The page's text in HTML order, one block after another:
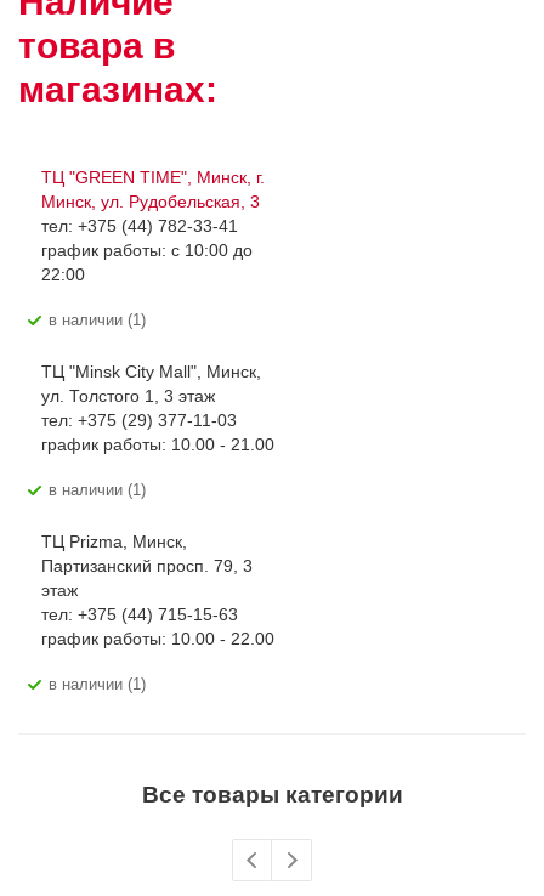
товара в
магазинах:
ТЦ "GREEN TIME", Минск, г.
Минск, ул. Рудобельская, 3
тел: +375 (44) 782-33-41
график работы: с 10:00 до
22:00
В наличии (1)
ТЦ "Minsk City Mall", Минск,
ул. Толстого 1, 3 этаж
тел: +375 (29) 377-11-03
график работы: 10.00 - 21.00
В наличии (1)
ТЦ Prizma, Минск,
Партизанский просп. 79, 3
этаж
тел: +375 (44) 715-15-63
график работы: 10.00 - 22.00
В наличии (1)
Все товары категории